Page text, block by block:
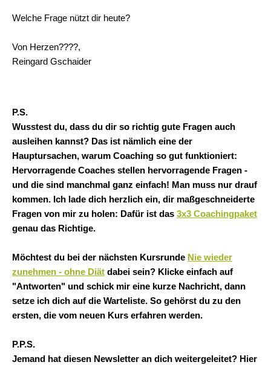
Welche Frage nützt dir heute?
Von Herzen????,
Reingard Gschaider
P.S.
Wusstest du, dass du dir so richtig gute Fragen auch
ausleihen kannst? Das ist nämlich eine der
Hauptursachen, warum Coaching so gut funktioniert:
Hervorragende Coaches stellen hervorragende Fragen -
und die sind manchmal ganz einfach! Man muss nur drauf
kommen. Ich lade dich herzlich ein, dir maßgeschneiderte
Fragen von mir zu holen: Dafür ist das 3x3 Coachingpaket
genau das Richtige.
Möchtest du bei der nächsten Kursrunde Nie wieder
zunehmen - ohne Diät dabei sein? Klicke einfach auf
"Antworten" und schick mir eine kurze Nachricht, dann
setze ich dich auf die Warteliste. So gehörst du zu den
ersten, die vom neuen Kurs erfahren werden.
P.P.S.
Jemand hat diesen Newsletter an dich weitergeleitet? Hier